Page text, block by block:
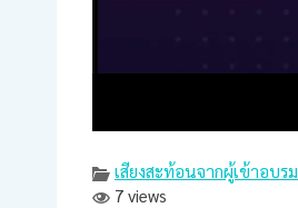
เสียงสะท้อนจากผู้เข้าอบรม
7 views